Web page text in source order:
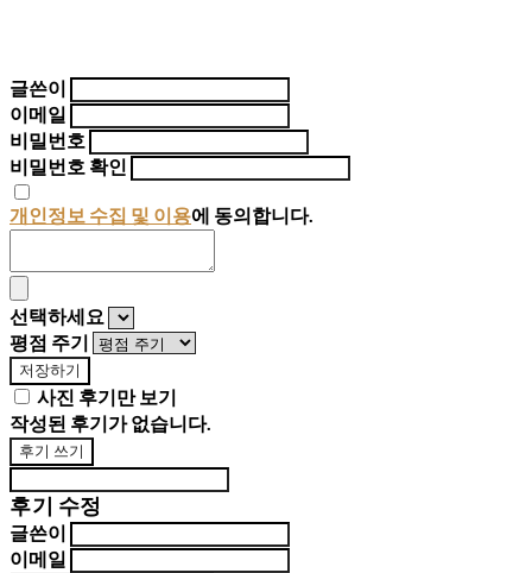
글쓴이
이메일
비밀번호
비밀번호 확인
개인정보 수집 및 이용에 동의합니다.
선택하세요
평점 주기
저장하기
사진 후기만 보기
작성된 후기가 없습니다.
후기 쓰기
후기 수정
글쓴이
이메일